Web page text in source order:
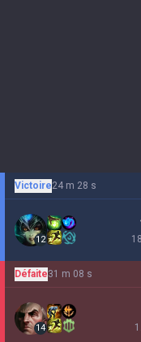
Victoire24 m 28 s
12
Défaite31 m 08 s
14